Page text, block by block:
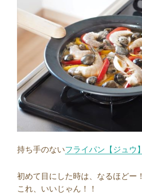
持ち手のないフライパン【ジュウ】
初めて目にした時は、なるほどー！
これ、いいじゃん！！